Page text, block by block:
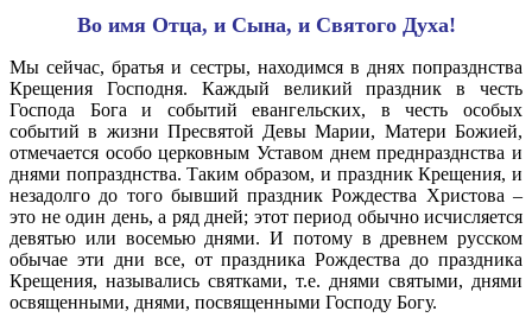
Во имя Отца, и Сына, и Святого Духа!
Мы сейчас, братья и сестры, находимся в днях попразднства
Крещения Господня. Каждый великий праздник в честь
Господа Бога и событий евангельских, в честь особых
событий в жизни Пресвятой Девы Марии, Матери Божией,
отмечается особо церковным Уставом днем преднразднства и
днями попразднства. Таким образом, и праздник Крещения, и
незадолго до того бывший праздник Рождества Христова –
это не один день, а ряд дней; этот период обычно исчисляется
девятью или восемью днями. И потому в древнем русском
обычае эти дни все, от праздника Рождества до праздника
Крещения, назывались святками, т.е. днями святыми, днями
освященными, днями, посвященными Господу Богу.